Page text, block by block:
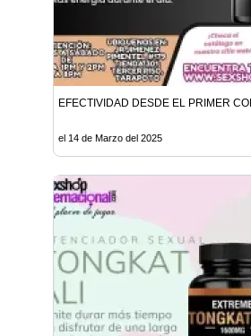
EFECTIVIDAD DESDE EL PRIMER
el 14 de Marzo del 2025